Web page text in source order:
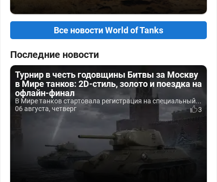
Все новости World of Tanks
Последние новости
Турнир в честь годовщины Битвы за Москву
в Мире танков: 2D-стиль, золото и поездка на
офлайн-финал
В Мире танков стартовала регистрация на специальный...
06 августа, четверг
3